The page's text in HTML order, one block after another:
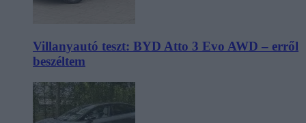
Villanyautó teszt: BYD Atto 3 Evo AWD – erről
beszéltem